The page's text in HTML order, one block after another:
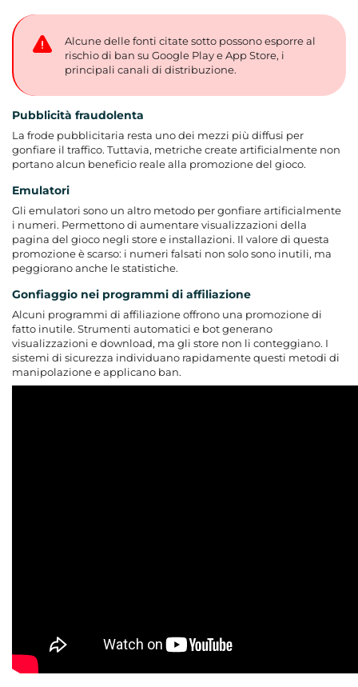
Alcune delle fonti citate sotto possono esporre al
rischio di ban su Google Play e App Store, i
principali canali di distribuzione.
Pubblicità fraudolenta
La frode pubblicitaria resta uno dei mezzi più diffusi per
gonfiare il traffico. Tuttavia, metriche create artificialmente non
portano alcun beneficio reale alla promozione del gioco.
Emulatori
Gli emulatori sono un altro metodo per gonfiare artificialmente
i numeri. Permettono di aumentare visualizzazioni della
pagina del gioco negli store e installazioni. Il valore di questa
promozione è scarso: i numeri falsati non solo sono inutili, ma
peggiorano anche le statistiche.
Gonfiaggio nei programmi di affiliazione
Alcuni programmi di affiliazione offrono una promozione di
fatto inutile. Strumenti automatici e bot generano
visualizzazioni e download, ma gli store non li conteggiano. I
sistemi di sicurezza individuano rapidamente questi metodi di
manipolazione e applicano ban.